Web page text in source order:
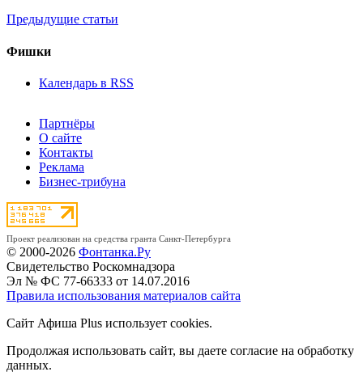
Предыдущие статьи
Фишки
Календарь в RSS
Партнёры
О сайте
Контакты
Реклама
Бизнес-трибуна
Проект реализован на средства гранта Санкт-Петербурга
© 2000-2026 Фонтанка.Ру
Свидетельство Роскомнадзора
Эл № ФС 77-66333 от 14.07.2016
Правила использования материалов сайта
Сайт Афиша Plus использует cookies.
Продолжая использовать сайт, вы даете согласие на обработку
данных.